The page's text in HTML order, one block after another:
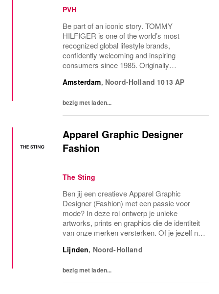
PVH
Be part of an iconic story. TOMMY
HILFIGER is one of the world’s most
recognized global lifestyle brands,
confidently welcoming and inspiring
consumers since 1985. Originally
with the vibrant spirit of Am...
Amsterdam, Noord-Holland 1013 AP
bezig met laden...
Apparel Graphic Designer
Fashion
The Sting
Ben jij een creatieve Apparel Graphic
Designer (Fashion) met een passie voor
mode? In deze rol ontwerp je unieke
artworks, prints en graphics die de identiteit
van onze merken versterken. Of je jezelf nu
Designer of Graphic Designer Fashion
Lijnden, Noord-Holland
bezig met laden...